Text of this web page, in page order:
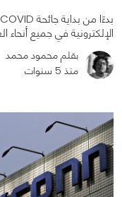
الإلكترونية في جميع
بقلم محمود محمد
منذ 5 سنوات